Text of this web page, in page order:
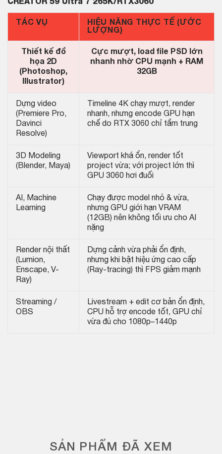
CREATOR 59 Ultra 7 265K/RTX3060
TÁC VỤ
HIỆU NĂNG THỰC TẾ (ƯỚC
LƯỢNG)
Thiết kế đồ
họa 2D
(Photoshop,
Illustrator)
Cực mượt, load file PSD lớn
nhanh nhờ CPU mạnh + RAM
32GB
Dựng video
(Premiere Pro,
Davinci
Resolve)
Timeline 4K chạy mượt, render
nhanh, nhưng encode GPU hạn
chế do RTX 3060 chỉ tầm trung
3D Modeling
(Blender, Maya)
Viewport khá ổn, render tốt
project vừa; với project lớn thì
GPU 3060 hơi đuối
AI, Machine
Learning
Chạy được model nhỏ & vừa,
nhưng GPU giới hạn VRAM
(12GB) nên không tối ưu cho AI
nặng
Render nội thất
(Lumion,
Enscape, V-
Ray)
Dựng cảnh vừa phải ổn định,
nhưng khi bật hiệu ứng cao cấp
(Ray-tracing) thì FPS giảm mạnh
Streaming /
OBS
Livestream + edit cơ bản ổn định,
CPU hỗ trợ encode tốt, GPU chỉ
vừa đủ cho 1080p–1440p
SẢN PHẨM ĐÃ XEM